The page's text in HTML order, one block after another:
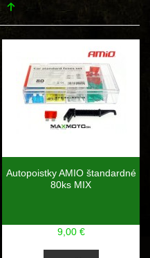
Autopoistky AMIO štandardné
80ks MIX
9,00 €